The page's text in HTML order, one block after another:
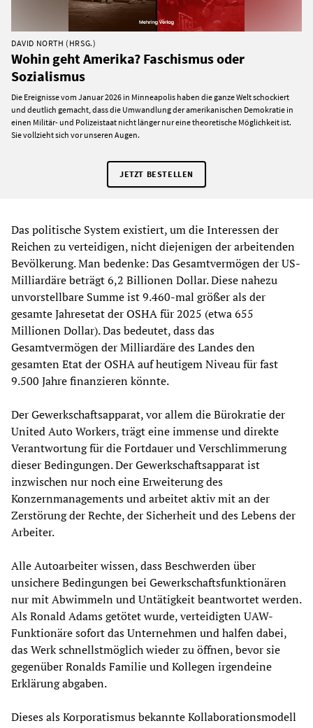
DAVID NORTH (HRSG.)
Wohin geht Amerika? Faschismus oder
Sozialismus
Die Ereignisse vom Januar 2026 in Minneapolis haben die ganze Welt schockiert
und deutlich gemacht, dass die Umwandlung der amerikanischen Demokratie in
einen Militär- und Polizeistaat nicht länger nur eine theoretische Möglichkeit ist.
Sie vollzieht sich vor unseren Augen.
JETZT BESTELLEN
Das politische System existiert, um die Interessen der
Reichen zu verteidigen, nicht diejenigen der arbeitenden
Bevölkerung. Man bedenke: Das Gesamtvermögen der US-
Milliardäre beträgt 6,2 Billionen Dollar. Diese nahezu
unvorstellbare Summe ist 9.460-mal größer als der
gesamte Jahresetat der OSHA für 2025 (etwa 655
Millionen Dollar). Das bedeutet, dass das
Gesamtvermögen der Milliardäre des Landes den
gesamten Etat der OSHA auf heutigem Niveau für fast
9.500 Jahre finanzieren könnte.
Der Gewerkschaftsapparat, vor allem die Bürokratie der
United Auto Workers, trägt eine immense und direkte
Verantwortung für die Fortdauer und Verschlimmerung
dieser Bedingungen. Der Gewerkschaftsapparat ist
inzwischen nur noch eine Erweiterung des
Konzernmanagements und arbeitet aktiv mit an der
Zerstörung der Rechte, der Sicherheit und des Lebens der
Arbeiter.
Alle Autoarbeiter wissen, dass Beschwerden über
unsichere Bedingungen bei Gewerkschaftsfunktionären
nur mit Abwimmeln und Untätigkeit beantwortet werden.
Als Ronald Adams getötet wurde, verteidigten UAW-
Funktionäre sofort das Unternehmen und halfen dabei,
das Werk schnellstmöglich wieder zu öffnen, bevor sie
gegenüber Ronalds Familie und Kollegen irgendeine
Erklärung abgaben.
Dieses als Korporatismus bekannte Kollaborationsmodell